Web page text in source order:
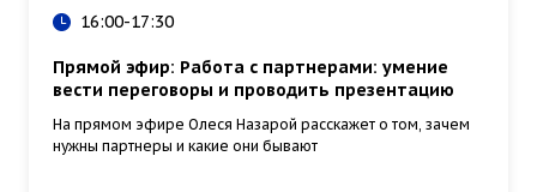
16:00-17:30
Прямой эфир: Работа с партнерами: умение
вести переговоры и проводить презентацию
На прямом эфире Олеся Назарой расскажет о том, зачем
нужны партнеры и какие они бывают